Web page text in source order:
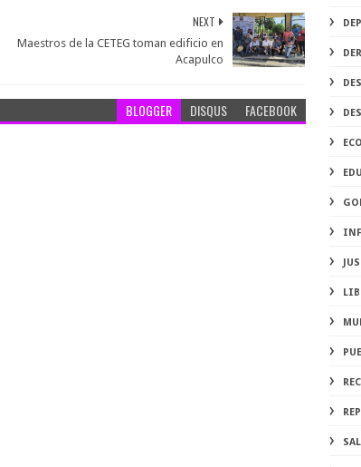
NEXT
Maestros de la CETEG toman edificio en
Acapulco
BLOGGER DISQUS FACEBOOK